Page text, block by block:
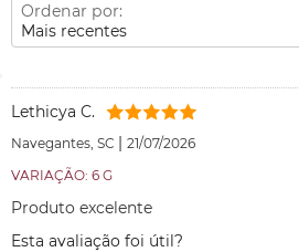
Ordenar por:
Mais recentes
Lethicya C.
Navegantes, SC | 21/07/2026
VARIAÇÃO: 6 G
Produto excelente
Esta avaliação foi útil?